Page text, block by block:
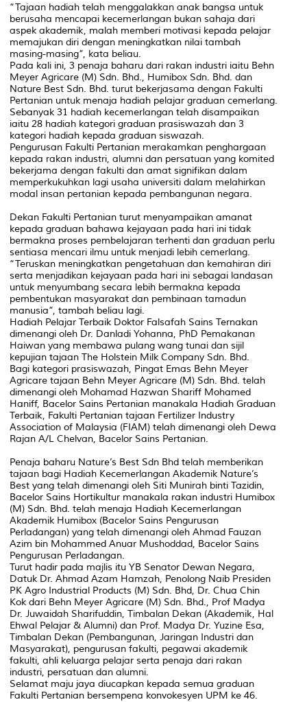
“Tajaan hadiah telah menggalakkan anak bangsa untuk
berusaha mencapai kecemerlangan bukan sahaja dari
aspek akademik, malah memberi motivasi kepada pelajar
memajukan diri dengan meningkatkan nilai tambah
masing-masing”, kata beliau.
Pada kali ini, 3 penaja baharu dari rakan industri iaitu Behn
Meyer Agricare (M) Sdn. Bhd., Humibox Sdn. Bhd. dan
Nature Best Sdn. Bhd. turut bekerjasama dengan Fakulti
Pertanian untuk menaja hadiah pelajar graduan cemerlang.
Sebanyak 31 hadiah kecemerlangan telah disampaikan
iaitu 28 hadiah kategori graduan prasiswazah dan 3
kategori hadiah kepada graduan siswazah.
Pengurusan Fakulti Pertanian merakamkan penghargaan
kepada rakan industri, alumni dan persatuan yang komited
bekerjama dengan fakulti dan amat signifikan dalam
memperkukuhkan lagi usaha universiti dalam melahirkan
modal insan pertanian kepada pembangunan negara.
Dekan Fakulti Pertanian turut menyampaikan amanat
kepada graduan bahawa kejayaan pada hari ini tidak
bermakna proses pembelajaran terhenti dan graduan perlu
sentiasa mencari ilmu untuk menjadi lebih cemerlang.
“Teruskan meningkatkan pengetahuan dan kemahiran diri
serta menjadikan kejayaan pada hari ini sebagai landasan
untuk menyumbang secara lebih bermakna kepada
pembentukan masyarakat dan pembinaan tamadun
manusia”, tambah beliau lagi.
Hadiah Pelajar Terbaik Doktor Falsafah Sains Ternakan
dimenangi oleh Dr. Danladi Yohanna, PhD Pemakanan
Haiwan yang membawa pulang wang tunai dan sijil
kepujian tajaan The Holstein Milk Company Sdn. Bhd.
Bagi kategori prasiswazah, Pingat Emas Behn Meyer
Agricare tajaan Behn Meyer Agricare (M) Sdn. Bhd. telah
dimenangi oleh Mohamad Hazwan Shariff Mohamed
Haniff, Bacelor Sains Pertanian manakala Hadiah Graduan
Terbaik, Fakulti Pertanian tajaan Fertilizer Industry
Association of Malaysia (FIAM) telah dimenangi oleh Dewa
Rajan A/L Chelvan, Bacelor Sains Pertanian.
Penaja baharu Nature’s Best Sdn Bhd telah memberikan
tajaan bagi Hadiah Kecemerlangan Akademik Nature’s
Best yang telah dimenangi oleh Siti Munirah binti Tazidin,
Bacelor Sains Hortikultur manakala rakan industri Humibox
(M) Sdn. Bhd. telah menaja Hadiah Kecemerlangan
Akademik Humibox (Bacelor Sains Pengurusan
Perladangan) yang telah dimenangi oleh Ahmad Fauzan
Azim bin Mohammed Anuar Mushoddad, Bacelor Sains
Pengurusan Perladangan.
Turut hadir pada majlis itu YB Senator Dewan Negara,
Datuk Dr. Ahmad Azam Hamzah, Penolong Naib Presiden
PK Agro Industrial Products (M) Sdn. Bhd, Dr. Chua Chin
Kok dari Behn Meyer Agricare (M) Sdn. Bhd., Prof Madya
Dr. Juwaidah Sharifuddin, Timbalan Dekan (Akademik, Hal
Ehwal Pelajar & Alumni) dan Prof. Madya Dr. Yuzine Esa,
Timbalan Dekan (Pembangunan, Jaringan Industri dan
Masyarakat), pengurusan fakulti, pegawai akademik
fakulti, ahli keluarga pelajar serta penaja dari rakan
industri, persatuan dan alumni.
Selamat maju jaya diucapkan kepada semua graduan
Fakulti Pertanian bersempena konvokesyen UPM ke 46.